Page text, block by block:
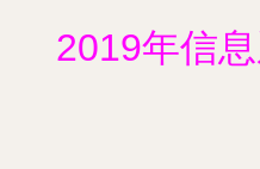
2019年信